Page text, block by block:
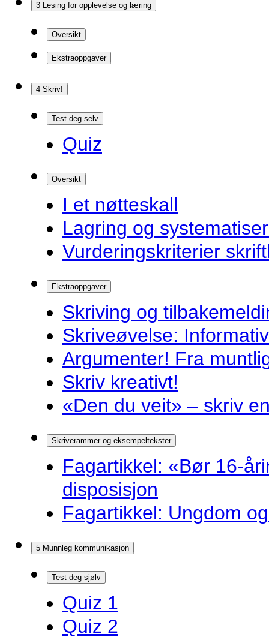
3 Lesing for opplevelse og læring
Oversikt
Ekstraoppgaver
4 Skriv!
Test deg selv
Quiz
Oversikt
I et nøtteskall
Lagring og
Vurderingskriterier
Ekstraoppgaver
Skriving og
Skriveøvelse:
Argumenter! Fra
Skriv kreativt!
«Den du veit» – skriv
Skriverammer og eksempeltekster
Fagartikkel: «Bør 16-
disposisjon
Fagartikkel: Ungdom
5 Munnleg kommunikasjon
Test deg sjølv
Quiz 1
Quiz 2